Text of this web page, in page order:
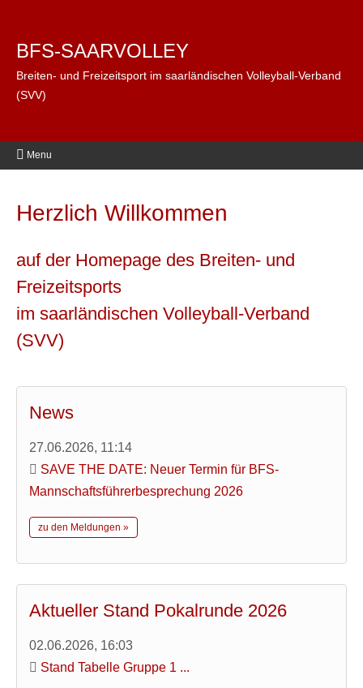
BFS-SAARVOLLEY
Breiten- und Freizeitsport im saarländischen Volleyball-Verband
(SVV)
Menu
Herzlich Willkommen
auf der Homepage des Breiten- und
Freizeitsports
im saarländischen Volleyball-Verband
(SVV)
News
27.06.2026, 11:14
SAVE THE DATE: Neuer Termin für BFS-
Mannschaftsführerbesprechung 2026
zu den Meldungen »
Aktueller Stand Pokalrunde 2026
02.06.2026, 16:03
Stand Tabelle Gruppe 1 ...